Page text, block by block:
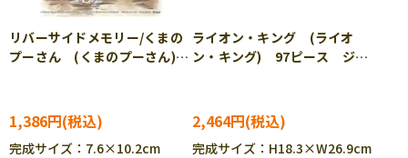
リバーサイドメモリー/くまの
プーさん (くまのプーさん)
1,386円
完成サイズ：7.6×10.2cm
ライオン・キング (ライオ
ン・キング) 97ピース ジグ
2,464円
完成サイズ：H18.3×W26.9cm